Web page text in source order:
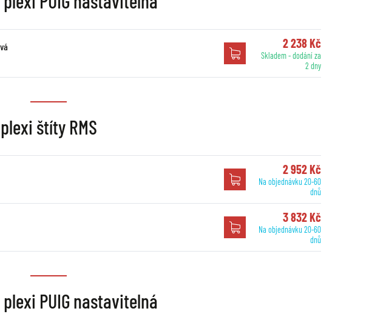
2 238 Kč
Skladem - dodání za
2 dny
plexi štíty RMS
2 952 Kč
Na objednávku 20-60
dnů
3 832 Kč
Na objednávku 20-60
dnů
PUIG nastavitelná